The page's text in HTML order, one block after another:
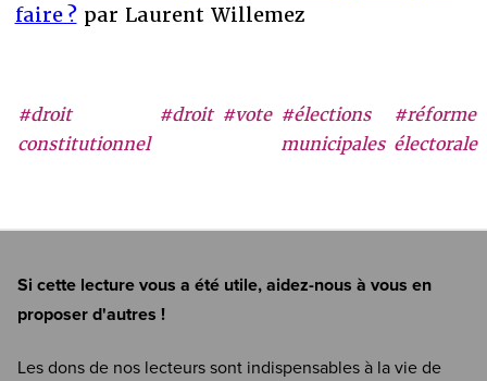
#droit
constitutionnel
#droit #vote #élections
municipales
#réforme
électorale
faire ?par Laurent Willemez
Si cette lecture vous a été utile, aidez-nous à vous en
proposer d'autres !
Les dons de nos lecteurs sont indispensables à la vie de